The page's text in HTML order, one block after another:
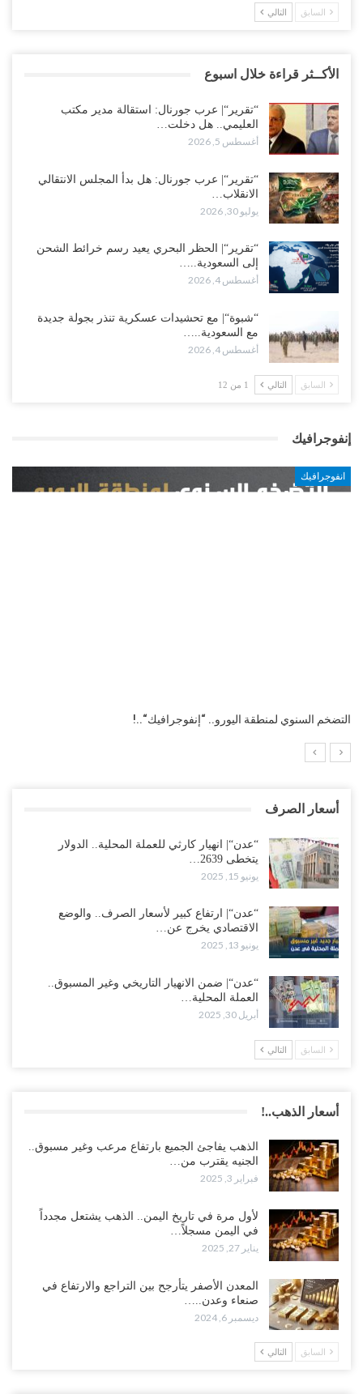
السابق التالي
الأكــثر قراءة خلال اسبوع
“تقرير“| عرب جورنال: استقالة مدير مكتب
العليمي.. هل دخلت…
أغسطس 5, 2026
“تقرير“| عرب جورنال: هل بدأ المجلس الانتقالي
الانقلاب…
يوليو 30, 2026
“تقرير“| الحظر البحري يعيد رسم خرائط الشحن
إلى السعودية..…
أغسطس 4, 2026
“شبوة“| مع تحشيدات عسكرية تنذر بجولة جديدة
مع السعودية..…
أغسطس 4, 2026
السابق التالي 1 من 12
إنفوجرافيك
انفوجرافيك
“انفوجرافيك“| مؤشر الدين العام العالمي بنهاية 2024م..!
أسعار الصرف
“عدن“| انهيار كارثي للعملة المحلية.. الدولار
يتخطى 2639…
يونيو 15, 2025
“عدن“| ارتفاع كبير لأسعار الصرف.. والوضع
الاقتصادي يخرج عن…
يونيو 13, 2025
“عدن“| ضمن الانهيار التاريخي وغير المسبوق..
العملة المحلية…
أبريل 30, 2025
السابق التالي
أسعار الذهب..!
الذهب يفاجئ الجميع بارتفاع مرعب وغير مسبوق..
الجنيه يقترب من…
فبراير 3, 2025
لأول مرة في تاريخ اليمن.. الذهب يشتعل مجدداً
في اليمن مسجلاً…
يناير 27, 2025
المعدن الأصفر يتأرجح بين التراجع والارتفاع في
صنعاء وعدن..…
ديسمبر 6, 2024
السابق التالي